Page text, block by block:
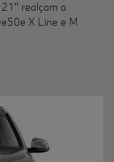
realçam a
X Line e M